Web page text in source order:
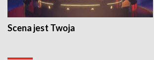
Scena jest Twoja